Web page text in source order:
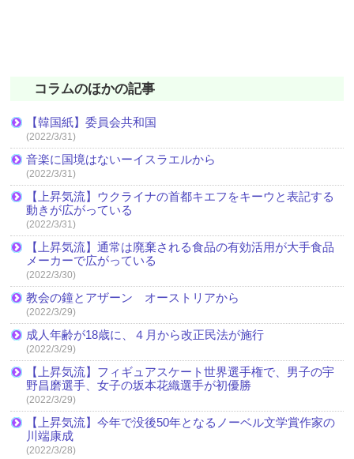
コラムのほかの記事
【韓国紙】委員会共和国
(2022/3/31)
音楽に国境はないーイスラエルから
(2022/3/31)
【上昇気流】ウクライナの首都キエフをキーウと表記する
動きが広がっている
(2022/3/31)
【上昇気流】通常は廃棄される食品の有効活用が大手食品
メーカーで広がっている
(2022/3/30)
教会の鐘とアザーン オーストリアから
(2022/3/29)
成人年齢が18歳に、４月から改正民法が施行
(2022/3/29)
【上昇気流】フィギュアスケート世界選手権で、男子の宇
野昌磨選手、女子の坂本花織選手が初優勝
(2022/3/29)
【上昇気流】今年で没後50年となるノーベル文学賞作家の
川端康成
(2022/3/28)